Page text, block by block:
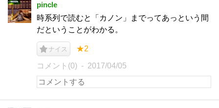
pincle
時系列で読むと「カノン」までってあっという間
だということがわかる。
ナイス ★2
コメント(0) 2017/04/05